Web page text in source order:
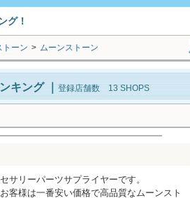
グ！
トーン > ムーンストーン
キング｜ 登録店舗数 13 SHOPS
サリーパーツサプライヤーです。
客様は一番安い価格で高品質なムーンスト